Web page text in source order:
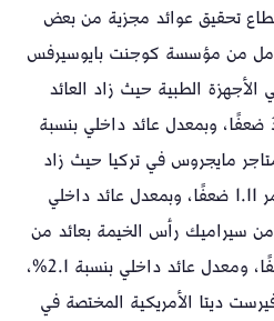
تحقيق عوائد مجزية من بعض
من مؤسسة كوجنت بايوسيرفس
الأجهزة الطبية حيث زاد العائد
من رأس المال المستثمر 3.15 ضعفًا، وبمعدل عائد داخلي بنسبة
مايجروس في تركيا حيث زاد
العائد من رأس المال المستثمر 1.11 ضعفًا، وبمعدل عائد داخلي
من سيراميك رأس الخيمة بعائد من
رأس المال المستثمر 1.13 ضعفًا، ومعدل عائد داخلي بنسبة 2.1%،
ديتا الأمريكية المختصة في